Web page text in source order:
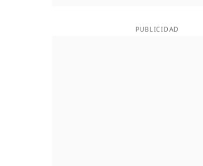
PUBLICIDAD